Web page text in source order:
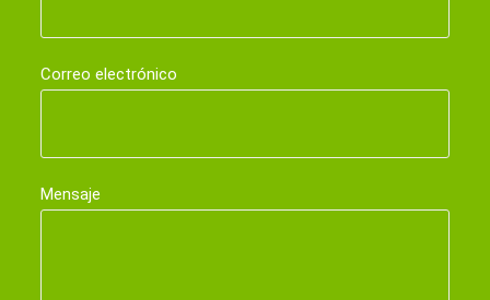
Correo electrónico
Mensaje